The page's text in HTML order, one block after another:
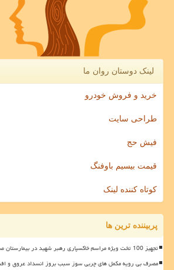
لینک دوستان روان ما
خرید و فروش خودرو
طراحی سایت
فیش حج
قیمت بیسیم باوفنگ
کوتاه کننده لینک
پربیننده ترین ها
تجهیز 100 تخت ویژه مراسم خاکسپاری رهبر شهید در بیمارستان صحرایی مصلی به علاوه فیلم
مصرف بی رویه مکمل های چربی سوز سبب بروز انسداد عروق و